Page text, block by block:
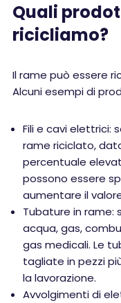
Quali
ricicliamo?
Il rame può essere
Alcuni esempi di
Fili e cavi elettrici:
rame riciclato,
percentuale
possono essere
aumentare il
Tubature in rame:
acqua, gas,
gas medicali. Le
tagliate in pezzi
la lavorazione.
Avvolgimenti di